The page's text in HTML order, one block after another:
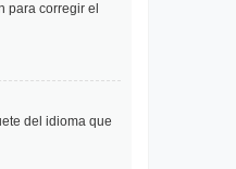
para corregir el
del idioma que